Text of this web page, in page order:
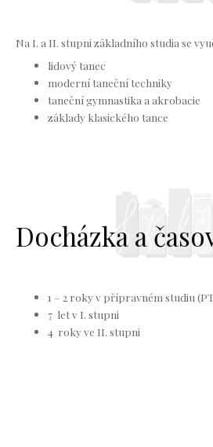
Na I. a II. stupni základního studia se
lidový tanec
moderní taneční techniky
taneční gymnastika a akrobacie
základy klasického tance
Docházka a
1 – 2 roky v přípravném studiu
7 let v I. stupni
4 roky ve II. stupni